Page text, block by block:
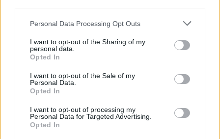
Personal Data Processing Opt Outs
I want to opt-out of the Sharing of my
personal data.
Opted In
I want to opt-out of the Sale of my
Personal Data.
Opted In
I want to opt-out of processing my
Personal Data for Targeted Advertising.
Opted In